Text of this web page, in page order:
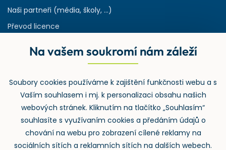
Naši partneři (média, školy, ...)
Převod licence
Rejstřík používaných zkratek v odpadech
Zpětný odběr
Na vašem soukromí nám záleží
Soubory cookies používáme k zajištění funkčnosti webu a s
Vaším souhlasem i mj. k personalizaci obsahu našich
webových stránek. Kliknutím na tlačítko „Souhlasím“
souhlasíte s využívaním cookies a předáním údajů o
chování na webu pro zobrazení cílené reklamy na
sociálních sítích a reklamních sítích na dalších webech.